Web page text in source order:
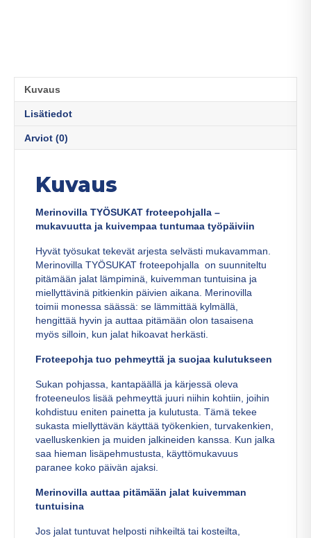
Kuvaus
Lisätiedot
Arviot (0)
Kuvaus
Merinovilla TYÖSUKAT froteepohjalla –
mukavuutta ja kuivempaa tuntumaa työpäiviin
Hyvät työsukat tekevät arjesta selvästi mukavamman.
Merinovilla TYÖSUKAT froteepohjalla on suunniteltu
pitämään jalat lämpiminä, kuivemman tuntuisina ja
miellyttävinä pitkienkin päivien aikana. Merinovilla
toimii monessa säässä: se lämmittää kylmällä,
hengittää hyvin ja auttaa pitämään olon tasaisena
myös silloin, kun jalat hikoavat herkästi.
Froteepohja tuo pehmeyttä ja suojaa kulutukseen
Sukan pohjassa, kantapäällä ja kärjessä oleva
froteeneulos lisää pehmeyttä juuri niihin kohtiin, joihin
kohdistuu eniten painetta ja kulutusta. Tämä tekee
sukasta miellyttävän käyttää työkenkien, turvakenkien,
vaelluskenkien ja muiden jalkineiden kanssa. Kun jalka
saa hieman lisäpehmustusta, käyttömukavuus
paranee koko päivän ajaksi.
Merinovilla auttaa pitämään jalat kuivemman
tuntuisina
Jos jalat tuntuvat helposti nihkeiltä tai kosteilta,